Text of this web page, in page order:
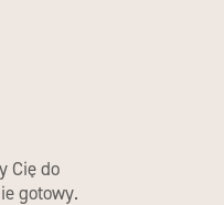
Cię do
gotowy.